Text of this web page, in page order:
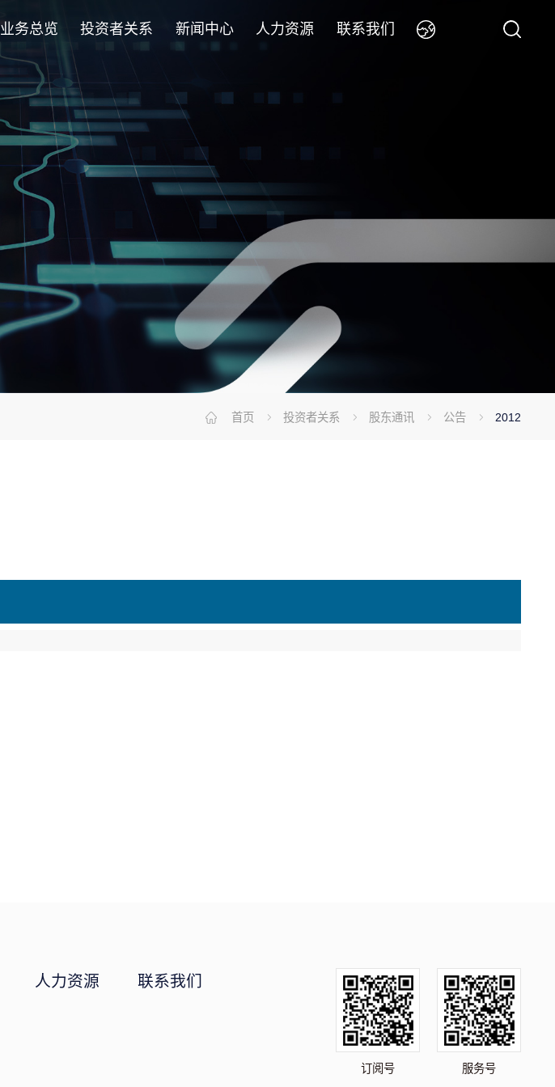
业务总览 投资者关系 新闻中心 人力资源 联系我们
首页 投资者关系 股东通讯 公告 2012
人力资源 联系我们
订阅号 服务号